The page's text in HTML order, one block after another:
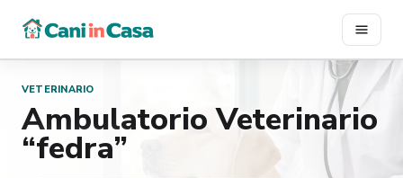
contenuto
VETERINARIO
Ambulatorio Veterinario
“fedra”